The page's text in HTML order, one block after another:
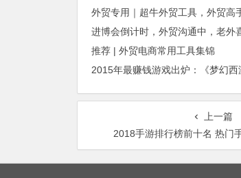
外贸专用｜超牛外贸工具，外贸高
推荐 | 外贸电商常用工具集锦
上一篇
2018手游排行榜前十名 热门